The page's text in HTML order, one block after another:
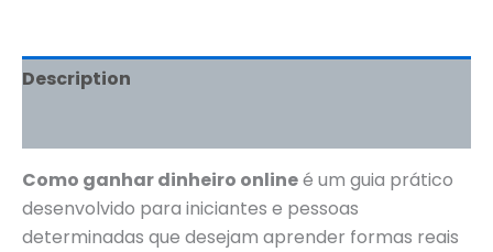
Description
Como ganhar dinheiro onlineé um guia prático
desenvolvido para iniciantes e pessoas
determinadas que desejam aprender formas reais